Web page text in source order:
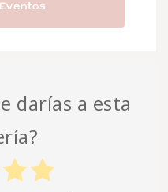
darías a esta